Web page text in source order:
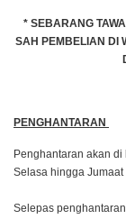
* SEBARANG
SAH PEMBELIAN DI
PENGHANTARAN
Penghantaran akan
Selasa hingga
Selepas